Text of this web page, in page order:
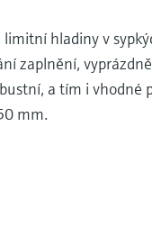
hladiny v
zaplnění,
a tím i vhodné
mm.